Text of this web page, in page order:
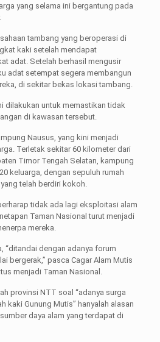
yang selama ini bergantung pada
tambang yang beroperasi di
kaki setelah mendapat
adat. Setelah berhasil mengusir
adat setempat segera membangun
di sekitar bekas lokasi tambang.
dilakukan untuk memastikan tidak
di kawasan tersebut.
Nausus, yang kini menjadi
Terletak sekitar 60 kilometer dari
Timor Tengah Selatan, kampung
keluarga, dengan sepuluh rumah
telah berdiri kokoh.
tidak ada lagi eksploitasi alam
Taman Nasional turut menjadi
mereka.
“ditandai dengan adanya forum
bergerak,” pasca Cagar Alam Mutis
menjadi Taman Nasional.
provinsi NTT soal “adanya surga
kaki Gunung Mutis” hanyalah alasan
daya alam yang terdapat di